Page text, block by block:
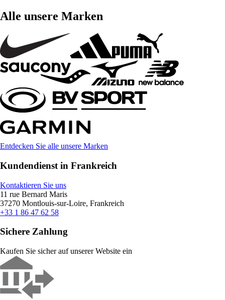
Alle unsere Marken
Entdecken Sie alle unsere Marken
Kundendienst in Frankreich
Kontaktieren Sie uns
11 rue Bernard Maris
37270 Montlouis-sur-Loire, Frankreich
+33 1 86 47 62 58
Sichere Zahlung
Kaufen Sie sicher auf unserer Website ein